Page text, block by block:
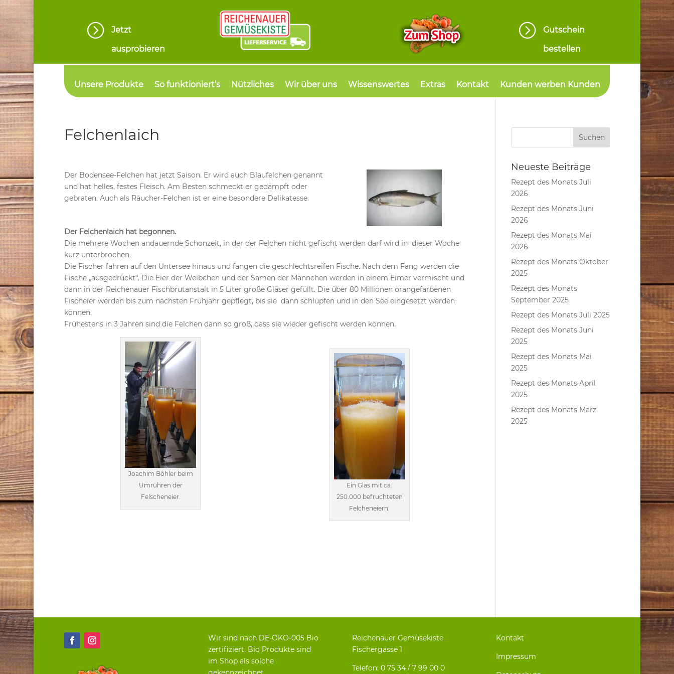
=
Jetzt
ausprobieren
=
Gutschein
bestellen
Unsere Produkte So funktioniert’s Nützliches Wir über uns Wissenswertes Extras Kontakt Kunden werben Kunden
Felchenlaich
Der Bodensee-Felchen hat jetzt Saison. Er wird auch Blaufelchen genannt
und hat helles, festes Fleisch. Am Besten schmeckt er gedämpft oder
gebraten. Auch als Räucher-Felchen ist er eine besondere Delikatesse.
Der Felchenlaich hat begonnen.
Die mehrere Wochen andauernde Schonzeit, in der der Felchen nicht gefischt werden darf wird in dieser Woche
kurz unterbrochen.
Die Fischer fahren auf den Untersee hinaus und fangen die geschlechtsreifen Fische. Nach dem Fang werden die
Fische „ausgedrückt“. Die Eier der Weibchen und der Samen der Männchen werden in einem Eimer vermischt und
dann in der Reichenauer Fischbrutanstalt in 5 Liter große Gläser gefüllt. Die über 80 Millionen orangefarbenen
Fischeier werden bis zum nächsten Frühjahr gepflegt, bis sie dann schlüpfen und in den See eingesetzt werden
können.
Frühestens in 3 Jahren sind die Felchen dann so groß, dass sie wieder gefischt werden können.
Joachim Böhler beim
Umrühren der
Felscheneier.
Ein Glas mit ca.
250.000 befruchteten
Felcheneiern.
Neueste Beiträge
Rezept des Monats Juli
2026
Rezept des Monats Juni
2026
Rezept des Monats Mai
2026
Rezept des Monats Oktober
2025
Rezept des Monats
September 2025
Rezept des Monats Juli 2025
Rezept des Monats Juni
2025
Rezept des Monats Mai
2025
Rezept des Monats April
2025
Rezept des Monats März
2025
Wir sind nach DE-ÖKO-005 Bio
zertifiziert. Bio Produkte sind
im Shop als solche
Reichenauer Gemüsekiste
Fischergasse 1
Telefon: 0 75 34 / 7 99 00 0
Kontakt
Impressum